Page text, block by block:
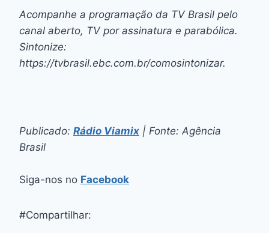
Acompanhe a programação da TV Brasil pelo
canal aberto, TV por assinatura e parabólica.
Sintonize:
https://tvbrasil.ebc.com.br/comosintonizar.
Publicado: Rádio Viamix | Fonte: Agência
Brasil
Siga-nos no Facebook
#Compartilhar: